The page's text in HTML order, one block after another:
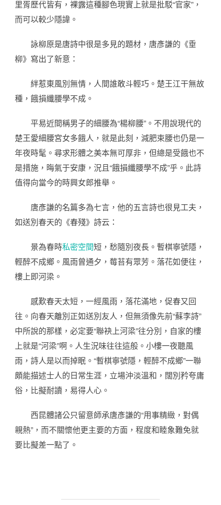
里胥歷代皆有，裸露這種腳色現實上就是批駁“官家”，
而可以較少隱諱。
詠柳原是唐詩中很是多見的題材，唐彥謙的《垂
柳》寫出了新意：
絆惹東風別無情，人間誰敢斗輕巧。楚王江干無故
種，餓損纖腰學不成。
平易近間稱男子的細腰為“楊柳腰”。不用說現代的
楚王愛細腰宮女多餓人，就是此刻，減肥束腰也仍是一
年夜時髦。尋求形體之美本無可厚非，但總是受餓也不
是措施，晦氣于安康，況且“餓損纖腰學不成”乎。此詩
值得向當今的時興女郎推舉。
唐彥謙的名篇多為七言，他的五言詩也很見工夫，
如送別春天的《春殘》詩云：
景為春時私密空間短，愁隨別夜長。暫棋寧號隱，
輕醉不成鄉。風雨曾通夕，莓苔有眾芳。落花如便往，
樓上即河梁。
感歎春天太短，一經風雨，落花滿地，促春又回
往。向春天離別正如送別友人，但無須像先前“蘇李詩”
中所說的那樣，必定要“聯袂上河梁”往分別，自家的樓
上就是“河梁”啊。人生況味往往這般。小樓一夜聽風
雨，詩人是以而掉眠。“暫棋寧號隱，輕醉不成鄉”一聯
頗能描述士人的日常生涯，立場沖淡溫和，闊別矜夸庸
俗，比擬耐讀，易得人心。
西昆體諸公只留意師承唐彥謙的“用事精緻，對偶
親熱”，而不關懷他更主要的方面，程度和睦象難免就
要比擬差一點了。